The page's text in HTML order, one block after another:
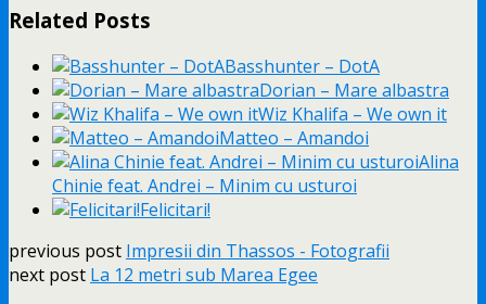
Related Posts
Basshunter – DotA
Dorian – Mare albastra
Wiz Khalifa – We own it
Matteo – Amandoi
Alina
Chinie feat. Andrei – Minim cu usturoi
Felicitari!
previous post Impresii din Thassos - Fotografii
next post La 12 metri sub Marea Egee